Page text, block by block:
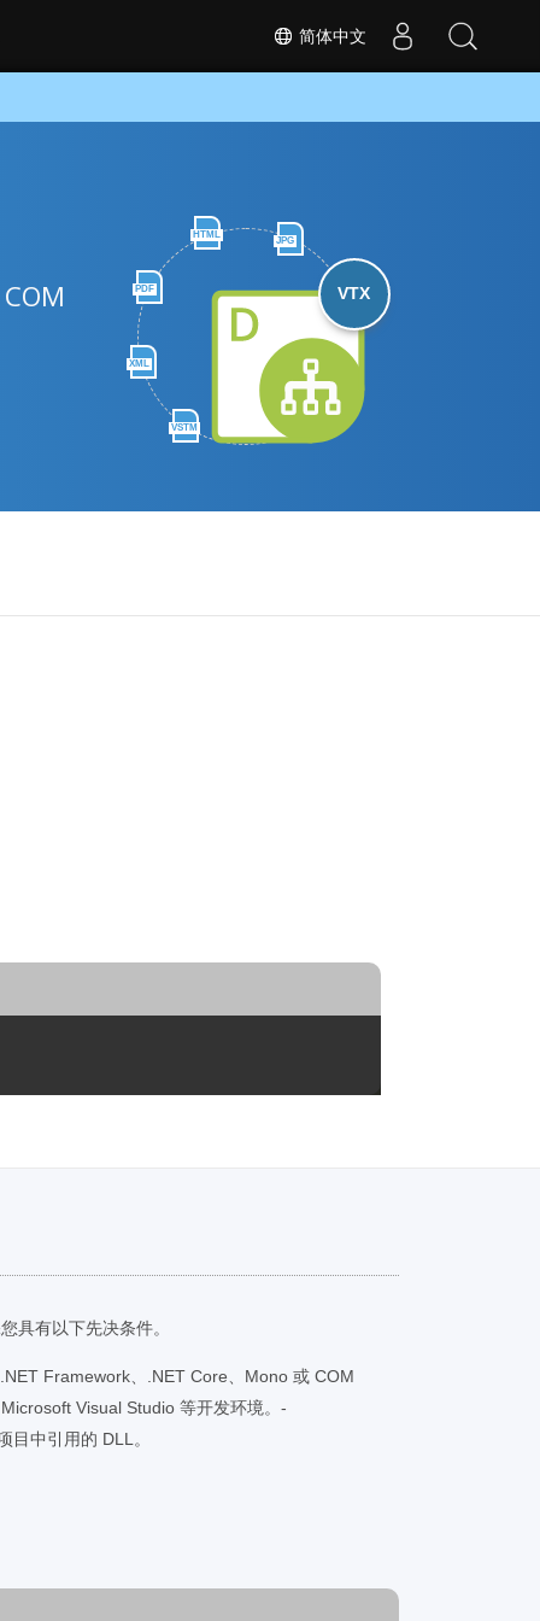
简体中文
HTML
JPG
PDF
XML
VSTM
VTX
具有以下先决条件。
Framework、.NET Core、Mono 或 COM
Visual Studio 等开发环境。-
目中引用的 DLL。